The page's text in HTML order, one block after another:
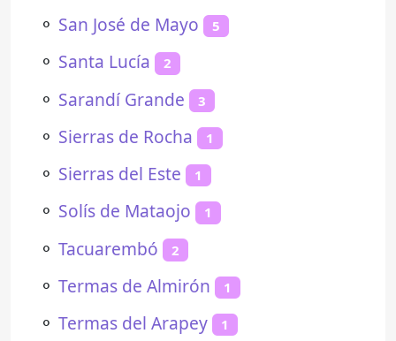
⚬ San José de Mayo 5
⚬ Santa Lucía 2
⚬ Sarandí Grande 3
⚬ Sierras de Rocha 1
⚬ Sierras del Este 1
⚬ Solís de Mataojo 1
⚬ Tacuarembó 2
⚬ Termas de Almirón 1
⚬ Termas del Arapey 1